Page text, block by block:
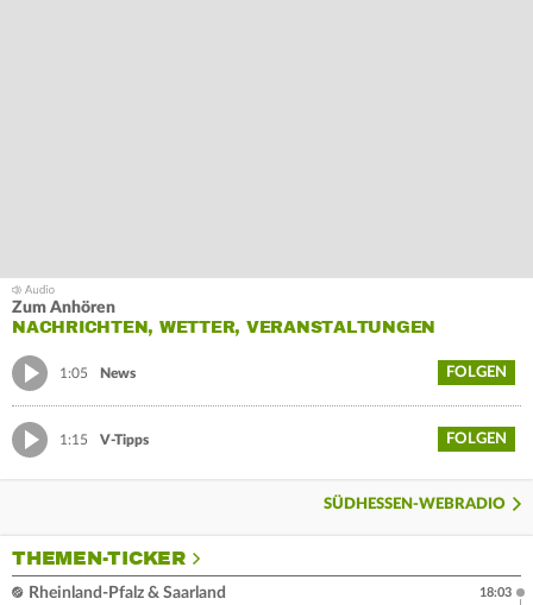
Zum Anhören
NACHRICHTEN, WETTER, VERANSTALTUNGEN
1:05 News FOLGEN
1:15 V-Tipps FOLGEN
SÜDHESSEN-WEBRADIO
THEMEN-TICKER
Rheinland-Pfalz & Saarland
18:03